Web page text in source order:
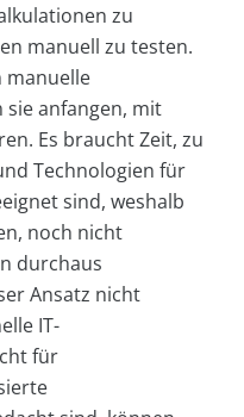
zu
manuell zu testen.
manuelle
anfangen, mit
Es braucht Zeit, zu
Technologien für
sind, weshalb
noch nicht
durchaus
Ansatz nicht
IT-
für